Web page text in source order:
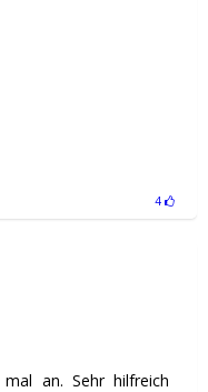
4
an. Sehr hilfreich